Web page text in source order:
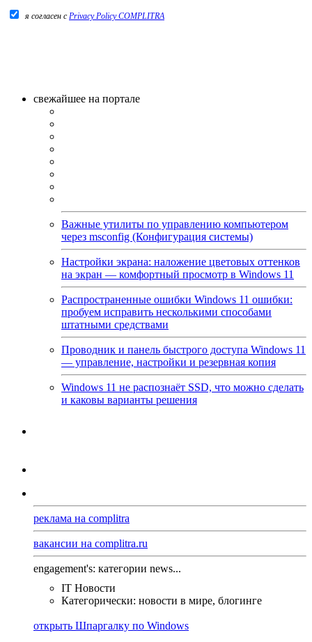
я согласен c Privacy Policy COMPLITRA
свежайшее на портале
Важные утилиты по управлению компьютером
через msconfig (Конфигурация системы)
Настройки экрана: наложение цветовых оттенков
на экран — комфортный просмотр в Windows 11
Распространенные ошибки Windows 11 ошибки:
пробуем исправить несколькими способами
штатными средствами
Проводник и панель быстрого доступа Windows 11
— управление, настройки и резервная копия
Windows 11 не распознаёт SSD, что можно сделать
и каковы варианты решения
реклама на complitra
вакансии на complitra.ru
engagement's: категории news...
IT Новости
Категорически: новости в мире, блогинге
открыть Шпаргалку по Windows